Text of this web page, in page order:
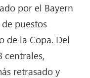
por el Bayern
puestos
de la Copa. Del
centrales,
retrasado y